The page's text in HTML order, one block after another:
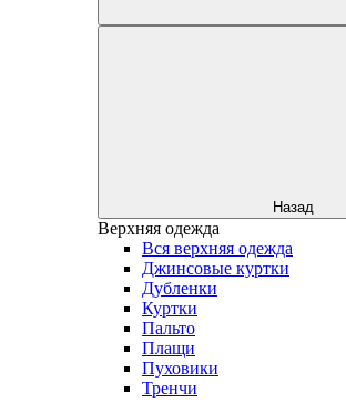
Назад
Верхняя одежда
Вся верхняя одежда
Джинсовые куртки
Дубленки
Куртки
Пальто
Плащи
Пуховики
Тренчи